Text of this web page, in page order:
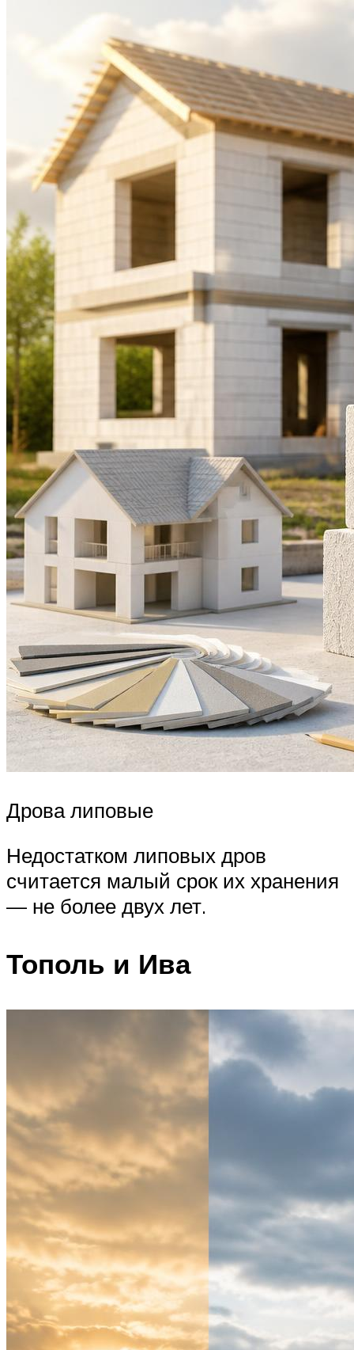
Дрова липовые
Недостатком липовых дров
считается малый срок их хранения
— не более двух лет.
Тополь и Ива